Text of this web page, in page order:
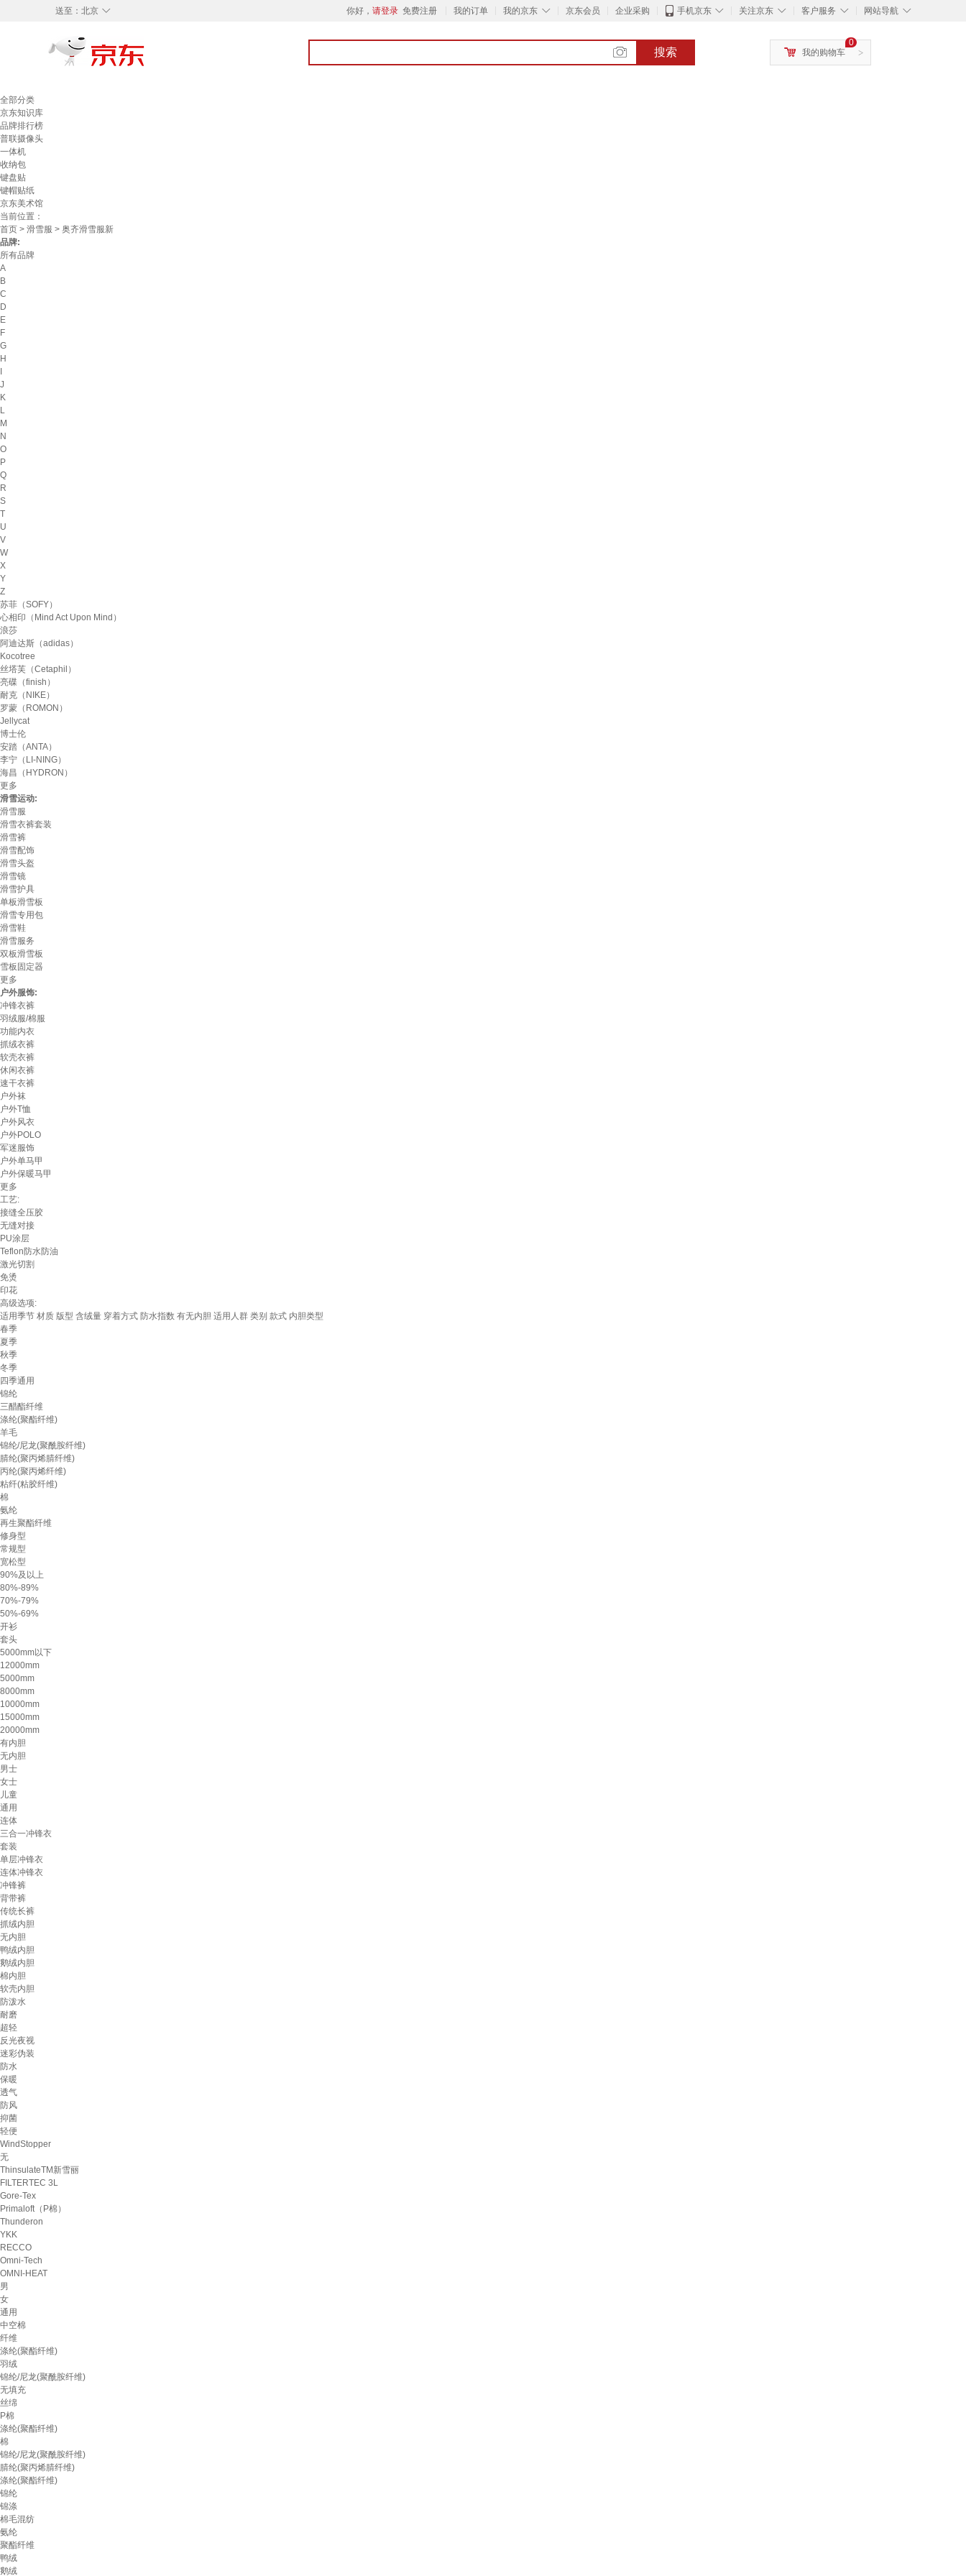
◇
送至： 北京 你好， 请登录 免费注册 我的订单 ◇
我的京东 京东会员 企业采购 ◇
手机京东 ◇
关注京东 ◇
客户服务 ◇
网站导航
搜索 >
0
我的购物车
全部分类
京东知识库
品牌排行榜
普联摄像头
一体机
收纳包
键盘贴
键帽贴纸
京东美术馆
当前位置：
首页 > 滑雪服 > 奥齐滑雪服新
品牌:
所有品牌
A
B
C
D
E
F
G
H
J
K
L
M
N
O
P
Q
R
S
T
U
V
W
X
Y
Z
苏菲（SOFY）
心相印（Mind Act Upon Mind）
浪莎
阿迪达斯（adidas）
Kocotree
丝塔芙（Cetaphil）
亮碟（finish）
耐克（NIKE）
罗蒙（ROMON）
Jellycat
博士伦
安踏（ANTA）
李宁（LI-NING）
海昌（HYDRON）
更多
滑雪运动:
滑雪服
滑雪衣裤套装
滑雪裤
滑雪配饰
滑雪头盔
滑雪镜
滑雪护具
单板滑雪板
滑雪专用包
滑雪鞋
滑雪服务
双板滑雪板
雪板固定器
更多
户外服饰:
冲锋衣裤
羽绒服/棉服
功能内衣
抓绒衣裤
软壳衣裤
休闲衣裤
速干衣裤
户外袜
户外T恤
户外风衣
户外POLO
军迷服饰
户外单马甲
户外保暖马甲
更多
工艺:
接缝全压胶
无缝对接
PU涂层
Teflon防水防油
激光切割
免烫
印花
高级选项:
适用季节 材质 版型 含绒量 穿着方式 防水指数 有无内胆 适用人群 类别 款式 内胆类型
春季
夏季
秋季
冬季
四季通用
锦纶
三醋酯纤维
涤纶(聚酯纤维)
羊毛
锦纶/尼龙(聚酰胺纤维)
腈纶(聚丙烯腈纤维)
丙纶(聚丙烯纤维)
粘纤(粘胶纤维)
棉
氨纶
再生聚酯纤维
修身型
常规型
宽松型
90%及以上
80%-89%
70%-79%
50%-69%
开衫
套头
5000mm以下
12000mm
5000mm
8000mm
10000mm
15000mm
20000mm
有内胆
无内胆
男士
女士
儿童
通用
连体
三合一冲锋衣
套装
单层冲锋衣
连体冲锋衣
冲锋裤
背带裤
传统长裤
抓绒内胆
无内胆
鸭绒内胆
鹅绒内胆
棉内胆
软壳内胆
防泼水
耐磨
超轻
反光夜视
迷彩伪装
防水
保暖
透气
防风
抑菌
轻便
WindStopper
无
ThinsulateTM新雪丽
FILTERTEC 3L
Gore-Tex
Primaloft（P棉）
Thunderon
YKK
RECCO
Omni-Tech
OMNI-HEAT
男
女
通用
中空棉
纤维
涤纶(聚酯纤维)
羽绒
锦纶/尼龙(聚酰胺纤维)
无填充
丝绵
P棉
涤纶(聚酯纤维)
棉
锦纶/尼龙(聚酰胺纤维)
腈纶(聚丙烯腈纤维)
涤纶(聚酯纤维)
锦纶
锦涤
棉毛混纺
氨纶
聚酯纤维
鸭绒
鹅绒